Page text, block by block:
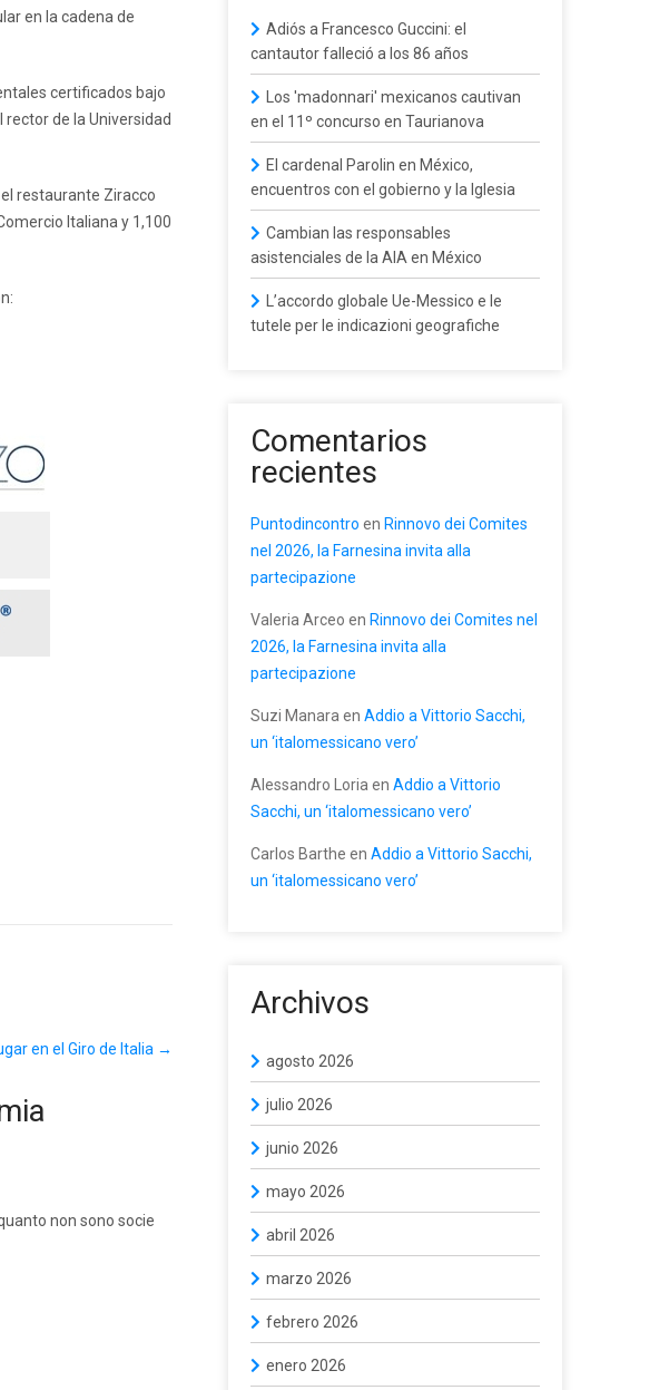
en la cadena de
certificados bajo
de la Universidad
restaurante Ziracco
Italiana y 1,100
en el Giro de Italia →
non sono socie
Adiós a Francesco Guccini: el
cantautor falleció a los 86 años
Los 'madonnari' mexicanos cautivan
en el 11º concurso en Taurianova
El cardenal Parolin en México,
encuentros con el gobierno y la Iglesia
Cambian las responsables
asistenciales de la AIA en México
L’accordo globale Ue-Messico e le
tutele per le indicazioni geografiche
Comentarios
recientes
Puntodincontro en Rinnovo dei Comites
nel 2026, la Farnesina invita alla
partecipazione
Valeria Arceo en Rinnovo dei Comites nel
2026, la Farnesina invita alla
partecipazione
Suzi Manara en Addio a Vittorio Sacchi,
un ‘italomessicano vero’
Alessandro Loria en Addio a Vittorio
Sacchi, un ‘italomessicano vero’
Carlos Barthe en Addio a Vittorio Sacchi,
un ‘italomessicano vero’
Archivos
agosto 2026
julio 2026
junio 2026
mayo 2026
abril 2026
marzo 2026
febrero 2026
enero 2026